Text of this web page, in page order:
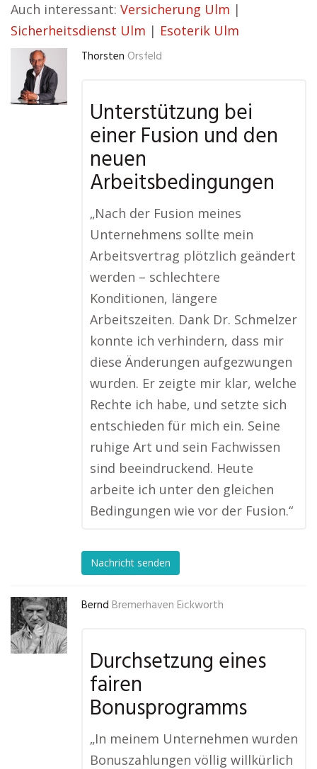
Auch interessant: Versicherung Ulm |
Sicherheitsdienst Ulm | Esoterik Ulm
Thorsten Orsfeld
Unterstützung bei
einer Fusion und den
neuen
Arbeitsbedingungen
„Nach der Fusion meines
Unternehmens sollte mein
Arbeitsvertrag plötzlich geändert
werden – schlechtere
Konditionen, längere
Arbeitszeiten. Dank Dr. Schmelzer
konnte ich verhindern, dass mir
diese Änderungen aufgezwungen
wurden. Er zeigte mir klar, welche
Rechte ich habe, und setzte sich
entschieden für mich ein. Seine
ruhige Art und sein Fachwissen
sind beeindruckend. Heute
arbeite ich unter den gleichen
Bedingungen wie vor der Fusion.“
Nachricht senden
Bernd Bremerhaven Eickworth
Durchsetzung eines
fairen
Bonusprogramms
„In meinem Unternehmen wurden
Bonuszahlungen völlig willkürlich